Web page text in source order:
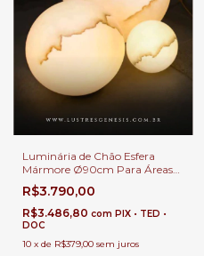
Luminária de Chão Esfera
Mármore Ø90cm Para Áreas
Internas e Externas.
R$3.790,00
R$3.486,80 com PIX • TED •
DOC
10 x de R$379,00 sem juros